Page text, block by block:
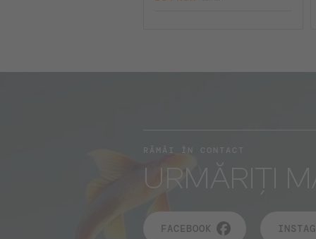
RĂMÂI ÎN CONTACT
URMĂRIȚI
FACEBOOK